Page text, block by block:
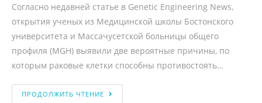
Согласно недавней статье в Genetic Engineering News,
открытия ученых из Медицинской школы Бостонского
университета и Массачусетской больницы общего
профиля (MGH) выявили две вероятные причины, по
которым раковые клетки способны противостоять…
ПРОДОЛЖИТЬ ЧТЕНИЕ